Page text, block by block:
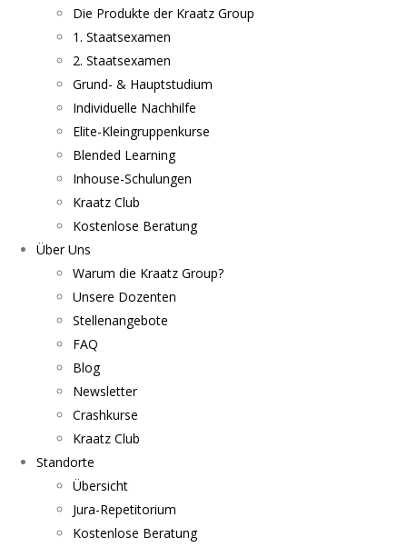
Die Produkte der Kraatz Group
1. Staatsexamen
2. Staatsexamen
Grund- & Hauptstudium
Individuelle Nachhilfe
Elite-Kleingruppenkurse
Blended Learning
Inhouse-Schulungen
Kraatz Club
Kostenlose Beratung
Über Uns
Warum die Kraatz Group?
Unsere Dozenten
Stellenangebote
FAQ
Blog
Newsletter
Crashkurse
Kraatz Club
Standorte
Übersicht
Jura-Repetitorium
Kostenlose Beratung